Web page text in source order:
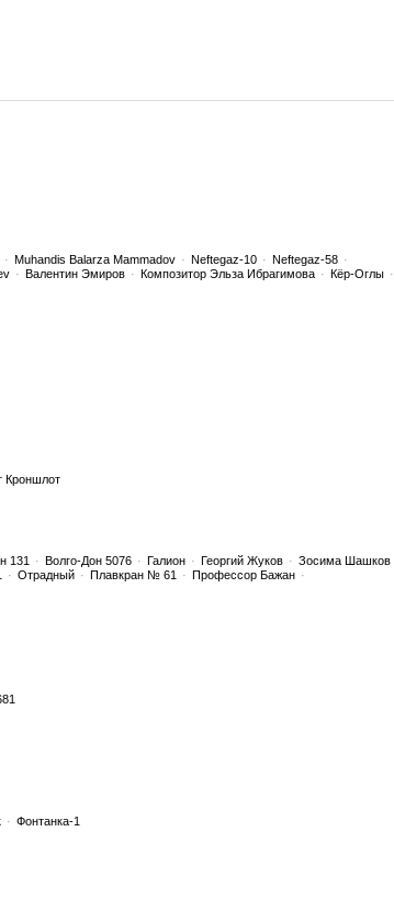
· Muhandis Balarza Mammadov · Neftegaz-10 · Neftegaz-58 ·
· Валентин Эмиров · Композитор Эльза Ибрагимова · Кёр-Оглы ·
Кроншлот
131 · Волго-Дон 5076 · Галион · Георгий Жуков · Зосима Шашков
· Отрадный · Плавкран № 61 · Профессор Бажан ·
· Фонтанка-1